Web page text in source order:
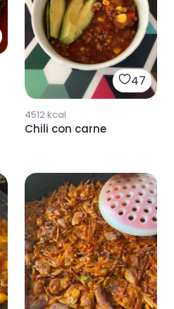
47
4512kcal
Chili con carne